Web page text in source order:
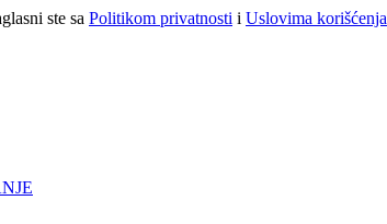
ste sa Politikom privatnosti i Uslovima korišćenja